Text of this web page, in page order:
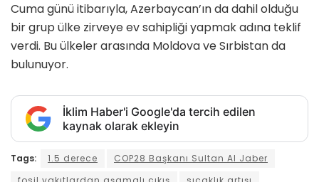
Cuma günü itibarıyla, Azerbaycan’ın da dahil olduğu
bir grup ülke zirveye ev sahipliği yapmak adına teklif
verdi. Bu ülkeler arasında Moldova ve Sırbistan da
bulunuyor.
İklim Haber'i Google'da tercih edilen
kaynak olarak ekleyin
Tags: 1.5 derece
COP28 Başkanı Sultan Al Jaber